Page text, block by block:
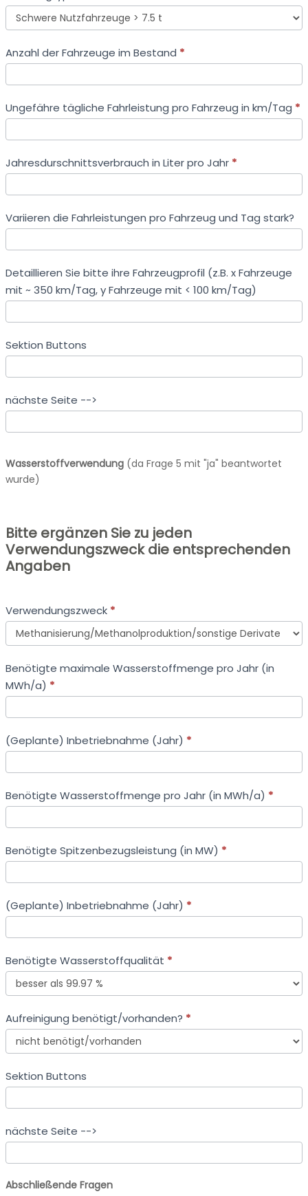
Anzahl der Fahrzeuge im Bestand *
Ungefähre tägliche Fahrleistung pro Fahrzeug in km/Tag *
Jahresdurschnittsverbrauch in Liter pro Jahr *
Variieren die Fahrleistungen pro Fahrzeug und Tag stark?
Detaillieren Sie bitte ihre Fahrzeugprofil (z.B. x Fahrzeuge
mit ~ 350 km/Tag, y Fahrzeuge mit < 100 km/Tag)
Sektion Buttons
nächste Seite -->
Wasserstoffverwendung (da Frage 5 mit "ja" beantwortet
wurde)
Bitte ergänzen Sie zu jeden
Verwendungszweck die entsprechenden
Angaben
Verwendungszweck *
Benötigte maximale Wasserstoffmenge pro Jahr (in
MWh/a) *
(Geplante) Inbetriebnahme (Jahr) *
Benötigte Wasserstoffmenge pro Jahr (in MWh/a) *
Benötigte Spitzenbezugsleistung (in MW) *
(Geplante) Inbetriebnahme (Jahr) *
Benötigte Wasserstoffqualität *
Wasserstoffqualität
Aufreinigung benötigt/vorhanden? *
benötigt/vorhanden?
Sektion Buttons
nächste Seite -->
Abschließende Fragen